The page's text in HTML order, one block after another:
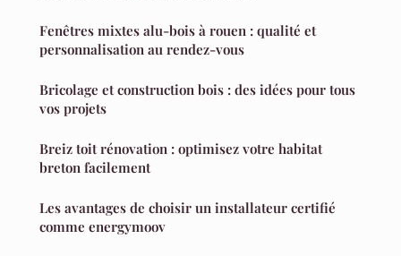
Fenêtres mixtes alu-bois à rouen : qualité et
personnalisation au rendez-vous
Bricolage et construction bois : des idées pour tous
vos projets
Breiz toit rénovation : optimisez votre habitat
breton facilement
Les avantages de choisir un installateur certifié
comme energymoov